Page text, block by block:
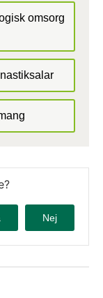
omsorg
Nej